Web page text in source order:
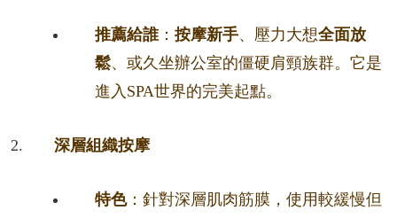
推薦給誰： 按摩新手、壓力大想全面放
鬆、或久坐辦公室的僵硬肩頸族群。它是
進入SPA世界的完美起點。
深層組織按摩
特色：針對深層肌肉筋膜，使用較緩慢但